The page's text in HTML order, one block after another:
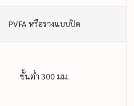
PVFA หรือรางแบบปิด
ขั้นต่ำ 300 มม.